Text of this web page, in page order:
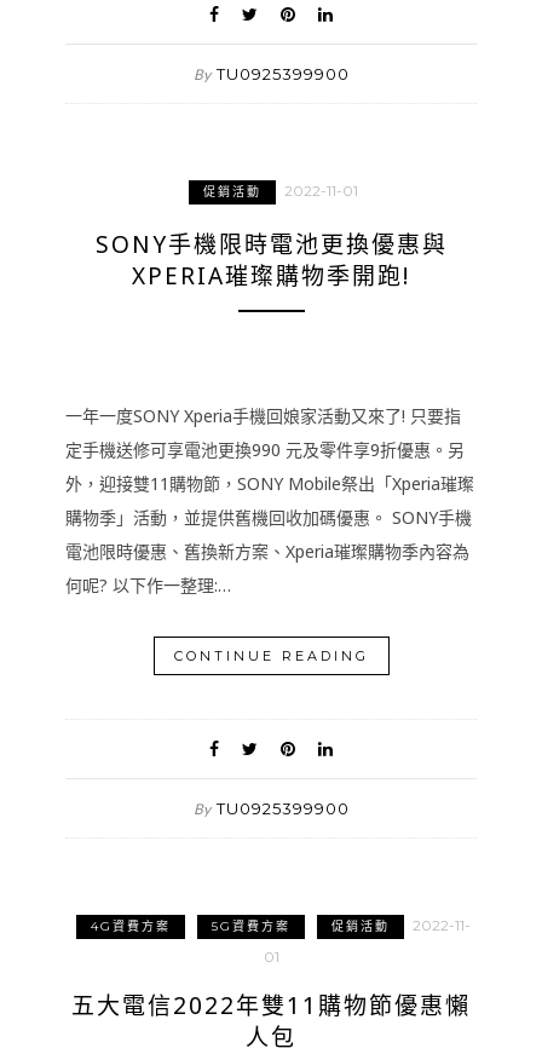
By TU0925399900
促銷活動 2022-11-01
SONY手機限時電池更換優惠與
XPERIA璀璨購物季開跑!
一年一度SONY Xperia手機回娘家活動又來了! 只要指
定手機送修可享電池更換990 元及零件享9折優惠。另
外，迎接雙11購物節，SONY Mobile祭出「Xperia璀璨
購物季」活動，並提供舊機回收加碼優惠。 SONY手機
電池限時優惠、舊換新方案、Xperia璀璨購物季內容為
何呢? 以下作一整理:…
CONTINUE READING
By TU0925399900
4G資費方案 5G資費方案 促銷活動
2022-11-
01
五大電信2022年雙11購物節優惠懶
人包